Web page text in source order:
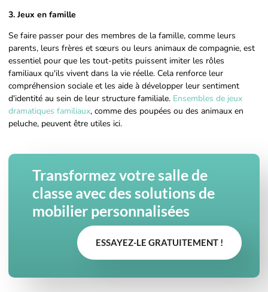
3. Jeux en famille
Se faire passer pour des membres de la famille, comme leurs
parents, leurs frères et sœurs ou leurs animaux de compagnie, est
essentiel pour que les tout-petits puissent imiter les rôles
familiaux qu'ils vivent dans la vie réelle. Cela renforce leur
compréhension sociale et les aide à développer leur sentiment
d'identité au sein de leur structure familiale. Ensembles de jeux
dramatiques familiaux, comme des poupées ou des animaux en
peluche, peuvent être utiles ici.
Transformez votre salle de
classe avec des solutions de
mobilier personnalisées
ESSAYEZ-LE GRATUITEMENT !